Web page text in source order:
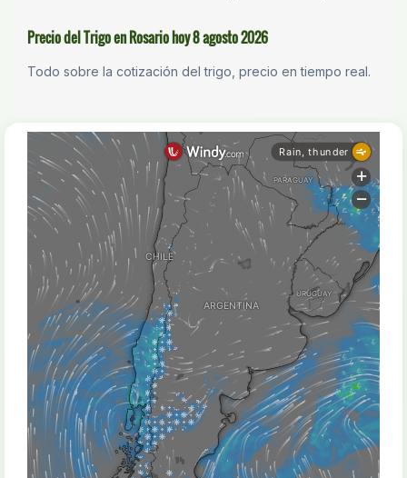
Precio del Trigo en Rosario hoy 8 agosto 2026
Todo sobre la cotización del trigo, precio en tiempo real.